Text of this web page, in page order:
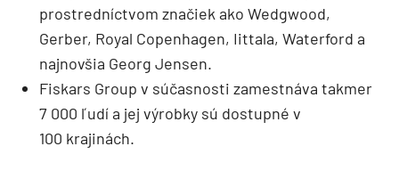
prostredníctvom značiek ako Wedgwood,
Gerber, Royal Copenhagen, Iittala, Waterford a
najnovšia Georg Jensen.
Fiskars Group v súčasnosti zamestnáva takmer
7 000 ľudí a jej výrobky sú dostupné v
100 krajinách.